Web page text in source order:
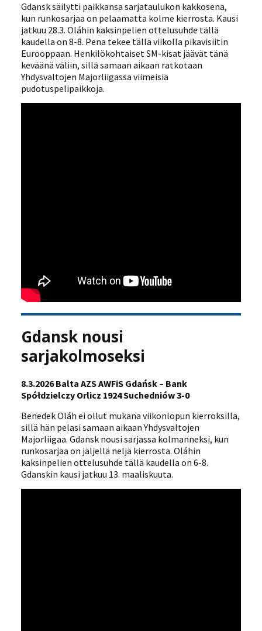
Gdansk säilytti paikkansa sarjataulukon kakkosena,
kun runkosarjaa on pelaamatta kolme kierrosta. Kausi
jatkuu 28.3. Oláhin kaksinpelien ottelusuhde tällä
kaudella on 8-8. Pena tekee tällä viikolla pikavisiitin
Eurooppaan. Henkilökohtaiset SM-kisat jäävät tänä
keväänä väliin, sillä samaan aikaan ratkotaan
Yhdysvaltojen Majorliigassa viimeisiä
pudotuspelipaikkoja.
Gdansk nousi
sarjakolmoseksi
8.3.2026 Balta AZS AWFiS Gdańsk – Bank
Spółdzielczy Orlicz 1924 Suchedniów 3-0
Benedek Oláh ei ollut mukana viikonlopun kierroksilla,
sillä hän pelasi samaan aikaan Yhdysvaltojen
Majorliigaa. Gdansk nousi sarjassa kolmanneksi, kun
runkosarjaa on jäljellä neljä kierrosta. Oláhin
kaksinpelien ottelusuhde tällä kaudella on 6-8.
Gdanskin kausi jatkuu 13. maaliskuuta.